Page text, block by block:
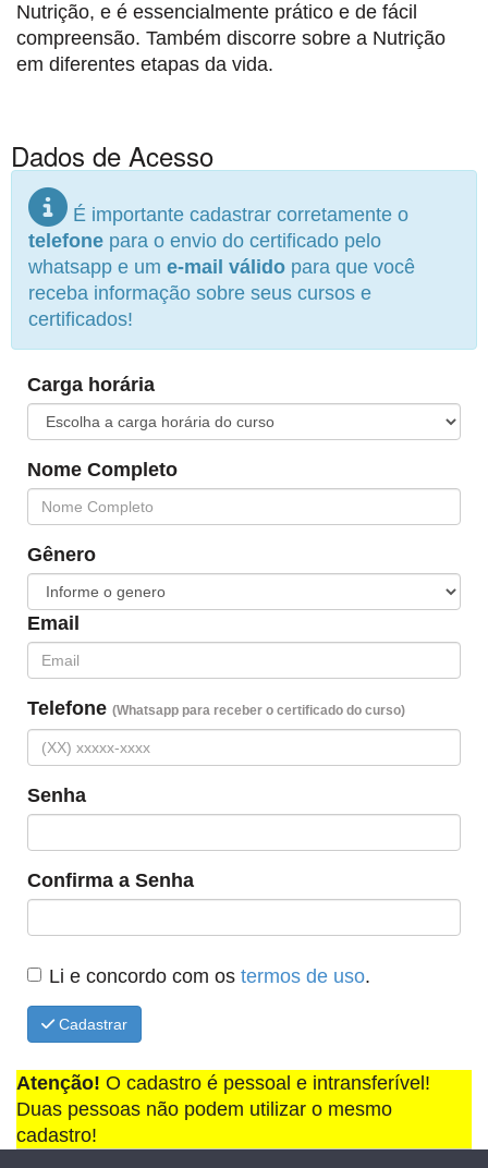
Nutrição, e é essencialmente prático e de fácil
compreensão. Também discorre sobre a Nutrição
em diferentes etapas da vida.
Dados de Acesso
É importante cadastrar corretamente o
telefone para o envio do certificado pelo
whatsapp e um e-mail válido para que você
receba informação sobre seus cursos e
certificados!
Carga horária
Nome Completo
Gênero
Email
Telefone (Whatsapp para receber o certificado do curso)
Senha
Confirma a Senha
Li e concordo com os termos de uso.
Cadastrar
Atenção! O cadastro é pessoal e intransferível!
Duas pessoas não podem utilizar o mesmo
cadastro!